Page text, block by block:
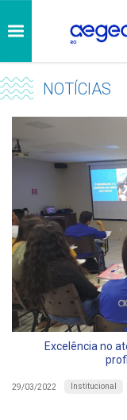
NOTÍCIAS
Excelência no
29/03/2022 Institucional